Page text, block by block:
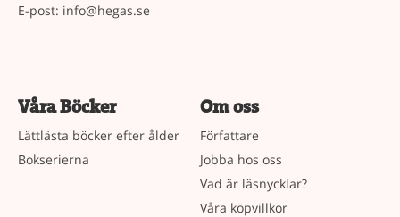
E-post: info@hegas.se
Våra Böcker
Lättlästa böcker efter ålder
Bokserierna
Om oss
Författare
Jobba hos oss
Vad är läsnycklar?
Våra köpvillkor